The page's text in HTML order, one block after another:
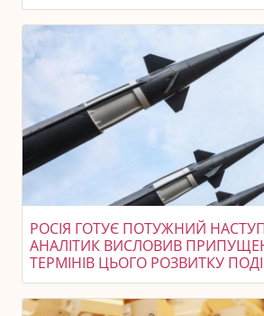
РОСІЯ ГОТУЄ ПОТУЖНИЙ
АНАЛІТИК ВИСЛОВИВ
ТЕРМІНІВ ЦЬОГО РОЗВИТКУ